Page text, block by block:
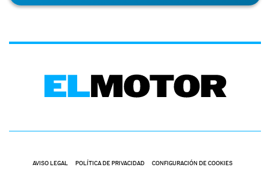
AVISO LEGAL POLÍTICA DE PRIVACIDAD CONFIGURACIÓN DE COOKIES